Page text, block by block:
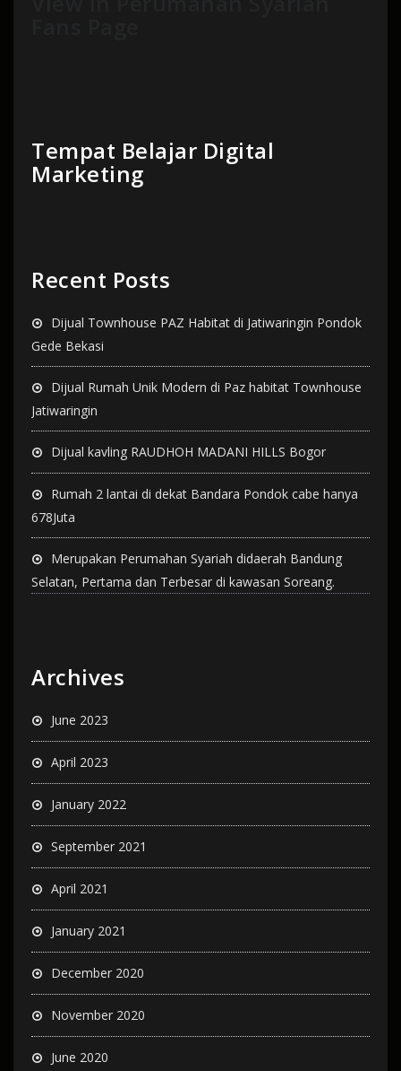
Tempat Belajar Digital
Marketing
Recent Posts
Dijual Townhouse PAZ Habitat di Jatiwaringin Pondok
Gede Bekasi
Dijual Rumah Unik Modern di Paz habitat Townhouse
Jatiwaringin
Dijual kavling RAUDHOH MADANI HILLS Bogor
Rumah 2 lantai di dekat Bandara Pondok cabe hanya
678Juta
Merupakan Perumahan Syariah didaerah Bandung
Selatan, Pertama dan Terbesar di kawasan Soreang.
Archives
June 2023
April 2023
January 2022
September 2021
April 2021
January 2021
December 2020
November 2020
June 2020